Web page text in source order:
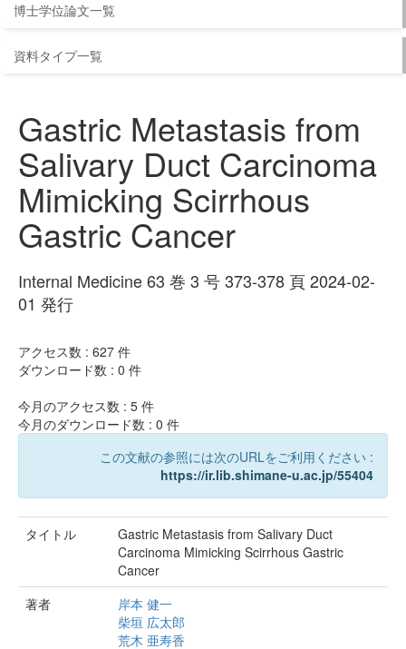
博士学位論文一覧
資料タイプ一覧
Gastric Metastasis from
Salivary Duct Carcinoma
Mimicking Scirrhous
Gastric Cancer
Internal Medicine 63 巻 3 号 373-378 頁 2024-02-
01 発行
アクセス数 : 627 件
ダウンロード数 : 0 件
今月のアクセス数 : 5 件
今月のダウンロード数 : 0 件
この文献の参照には次のURLをご利用ください :
https://ir.lib.shimane-u.ac.jp/55404
タイトル
Gastric Metastasis from Salivary Duct
Carcinoma Mimicking Scirrhous Gastric
Cancer
著者
岸本 健一
柴垣 広太郎
荒木 亜寿香